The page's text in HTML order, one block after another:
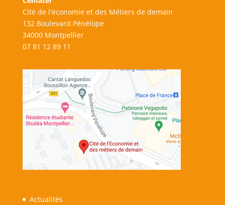
Cité de l'économie et des Métiers de demain
132 Boulevard Pénélope
34000 Montpellier
07 81 12 89 11
Actualités